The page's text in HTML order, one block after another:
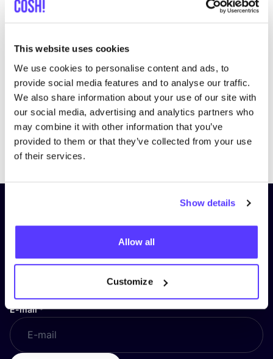
This website uses cookies
We use cookies to personalise content and ads, to
provide social media features and to analyse our traffic.
We also share information about your use of our site with
our social media, advertising and analytics partners who
may combine it with other information that you’ve
provided to them or that they’ve collected from your use
of their services.
Show details
Allow all
Customize
PreviousNext
Schrijf je in op onze nieuwsbrief
en blijf op de hoogte!
Voornaam*
E-mail*